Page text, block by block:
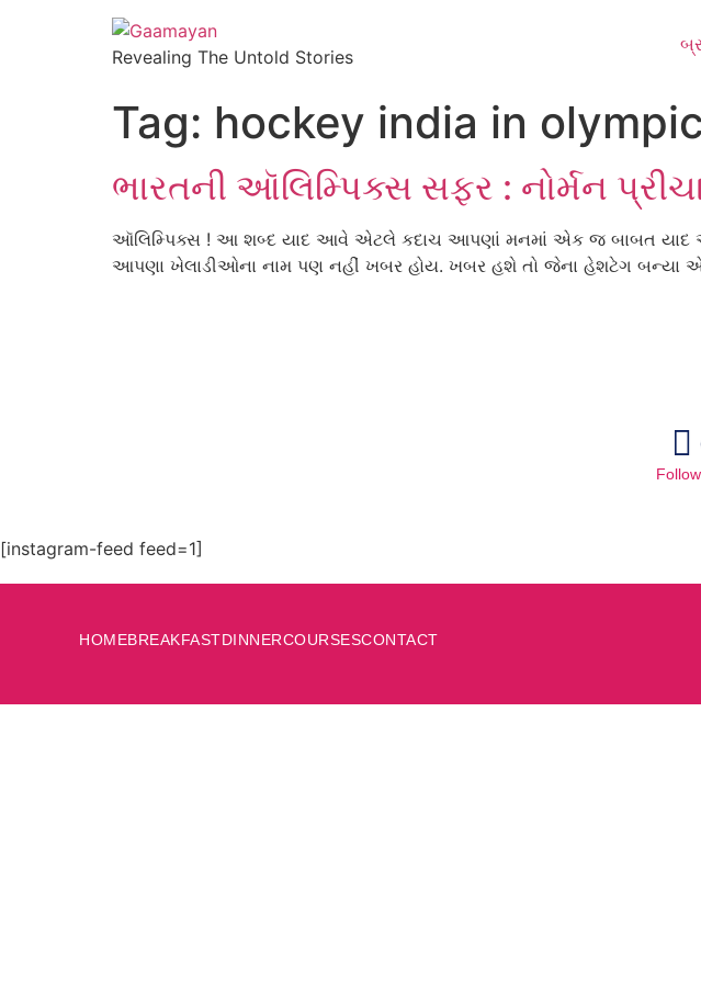
Revealing The Untold Stories
Tag: hockey india in
ભારતની ઑલિમ્પિક્સ સફર : નોર્મન
ઑલિમ્પિક્સ ! આ શબ્દ યાદ આવે એટલે કદાચ આપણાં મનમાં એક જ બાબત યાદ
આપણા ખેલાડીઓના નામ પણ નહીં ખબર હોય. ખબર હશે તો જેના હેશટેગ બન્યા
[instagram-feed feed=1]
HOMEBREAKFASTDINNERCOURSESCONTACT